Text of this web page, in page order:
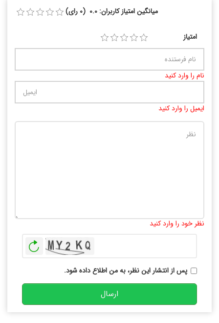
میانگین امتیاز کاربران: 0.0 (0 رای)
امتیاز
نام را وارد کنید
ایمیل را وارد کنید
نظر خود را وارد کنید
پس از انتشار این نظر، به من اطلاع داده شود.
ارسال